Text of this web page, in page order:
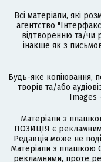
Всі матеріали, які
агентство
відтворенню та/чи
інакше як з
Будь-яке копіювання,
творів та/або
Images
Матеріали з
ПОЗИЦІЯ є
Редакція може не
Матеріали з
рекламними, проте